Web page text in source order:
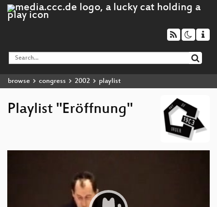
browse congress 2002 playlist
Playlist "Eröffnung"